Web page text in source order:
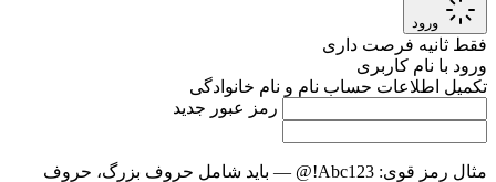
ورود
فقط ثانیه فرصت داری
ورود با نام کاربری
تکمیل اطلاعات حساب نام و نام خانوادگی
رمز عبور جدید
مثال رمز قوی: Abc123!@
— باید شامل حروف بزرگ، حروف